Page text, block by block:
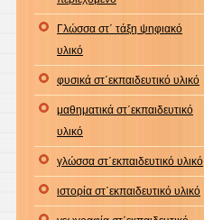
Γλώσσα στ΄ τάξη ψηφιακό
υλικό
φυσικά στ΄εκπαιδευτικό υλικό
μαθηματικά στ΄εκπαιδευτικό
υλικό
γλώσσα στ΄εκπαιδευτικό υλικό
ιστορία στ΄εκπαιδευτικό υλικό